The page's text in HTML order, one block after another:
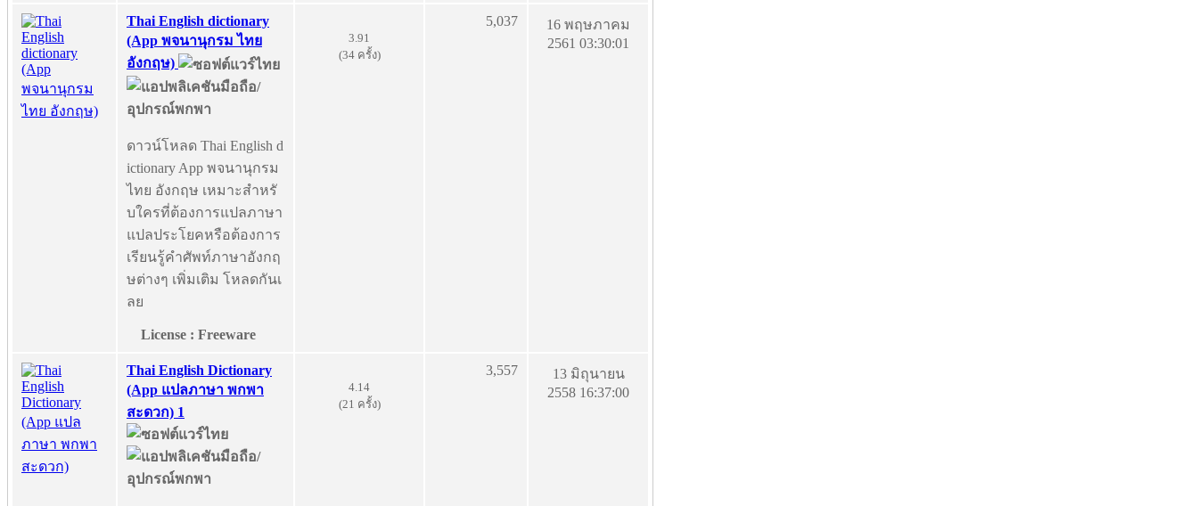
Thai English dictionary
(App พจนานุกรม ไทย
อังกฤษ)
ดาวน์โหลด Thai English d
ictionary App พจนานุกรม
ไทย อังกฤษ เหมาะสำหรั
บใครที่ต้องการแปลภาษา
แปลประโยคหรือต้องการ
เรียนรู้คำศัพท์ภาษาอังกฤ
ษต่างๆ เพิ่มเติม โหลดกันเ
ลย
License : Freeware
3.91
(34 ครั้ง)
5,037
16 พฤษภาคม
2561 03:30:01
Thai English Dictionary
(App แปลภาษา พกพา
สะดวก) 1
4.14
(21 ครั้ง)
3,557
13 มิถุนายน
2558 16:37:00